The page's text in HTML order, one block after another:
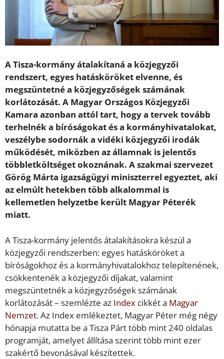
A Tisza-kormány átalakítaná a közjegyzői
rendszert, egyes hatásköröket elvenne, és
megszüntetné a közjegyzőségek számának
korlátozását. A Magyar Országos Közjegyzői
Kamara azonban attól tart, hogy a tervek tovább
terhelnék a bíróságokat és a kormányhivatalokat,
veszélybe sodornák a vidéki közjegyzői irodák
működését, miközben az államnak is jelentős
többletköltséget okoznának. A szakmai szervezet
Görög Márta igazságügyi miniszterrel egyeztet, aki
az elmúlt hetekben több alkalommal is
kellemetlen helyzetbe került Magyar Péterék
miatt.
A Tisza-kormány jelentős átalakításokra készül a
közjegyzői rendszerben: egyes hatásköröket a
bíróságokhoz és a kormányhivatalokhoz telepítenének,
csökkentenék a közjegyzői díjakat, valamint
megszüntetnék a közjegyzőségek számának
korlátozását – szemlézte az Index cikkét a Magyar
Nemzet. Az Index emlékeztet, Magyar Péter még négy
hónapja mutatta be a Tisza Párt több mint 240 oldalas
programját, amelyet állítása szerint több mint ezer
szakértő bevonásával készítettek.